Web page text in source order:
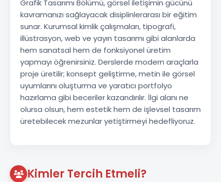
Grafik Tasarımı Bölümü, görsel iletişimin gücünü
kavramanızı sağlayacak disiplinlerarası bir eğitim
sunar. Kurumsal kimlik çalışmaları, tipografi,
illüstrasyon, web ve yayın tasarımı gibi alanlarda
hem sanatsal hem de fonksiyonel üretim
yapmayı öğrenirsiniz. Derslerde modern araçlarla
proje üretilir; konsept geliştirme, metin ile görsel
uyumlarını oluşturma ve yaratıcı portfolyo
hazırlama gibi beceriler kazandırılır. İlgi alanı ne
olursa olsun, hem estetik hem de işlevsel tasarım
üretebilecek mezunlar yetiştirmeyi hedefliyoruz.
Kimler Tercih Etmeli?